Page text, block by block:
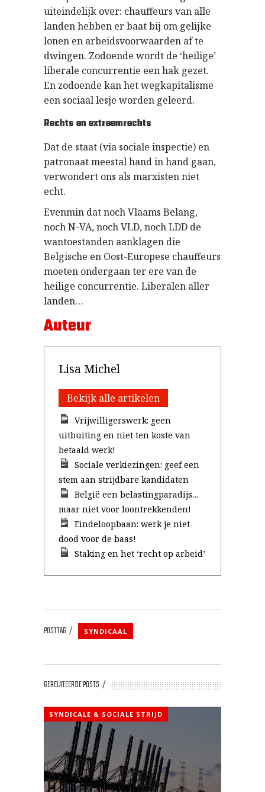
uiteindelijk over: chauffeurs van alle
landen hebben er baat bij om gelijke
lonen en arbeidsvoorwaarden af te
dwingen. Zodoende wordt de ‘heilige’
liberale concurrentie een hak gezet.
En zodoende kan het wegkapitalisme
een sociaal lesje worden geleerd.
Rechts en extreemrechts
Dat de staat (via sociale inspectie) en
patronaat meestal hand in hand gaan,
verwondert ons als marxisten niet
echt.
Evenmin dat noch Vlaams Belang,
noch N-VA, noch VLD, noch LDD de
wantoestanden aanklagen die
Belgische en Oost-Europese chauffeurs
moeten ondergaan ter ere van de
heilige concurrentie. Liberalen aller
landen…
Auteur
Lisa Michel
Bekijk alle artikelen
Vrijwilligerswerk: geen
uitbuiting en niet ten koste van
betaald werk!
Sociale verkiezingen: geef een
stem aan strijdbare kandidaten
België een belastingparadijs…
maar niet voor loontrekkenden!
Eindeloopbaan: werk je niet
dood voor de baas!
Staking en het ‘recht op arbeid’
POSTTAG SYNDICAAL
GERELATEERDE POSTS
SYNDICALE & SOCIALE STRIJD